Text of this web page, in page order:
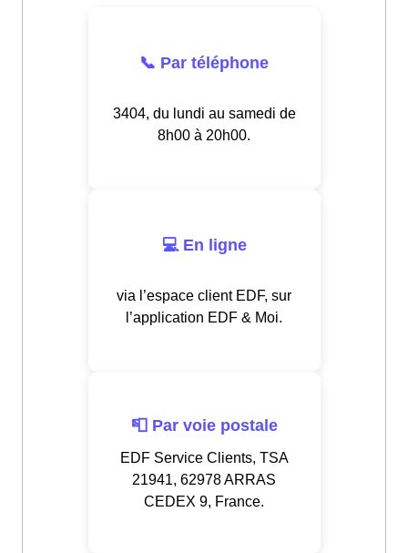
📞 Par téléphone
3404, du lundi au samedi de
8h00 à 20h00.
💻 En ligne
via l’espace client EDF, sur
l’application EDF & Moi.
📮 Par voie postale
EDF Service Clients, TSA
21941, 62978 ARRAS
CEDEX 9, France.